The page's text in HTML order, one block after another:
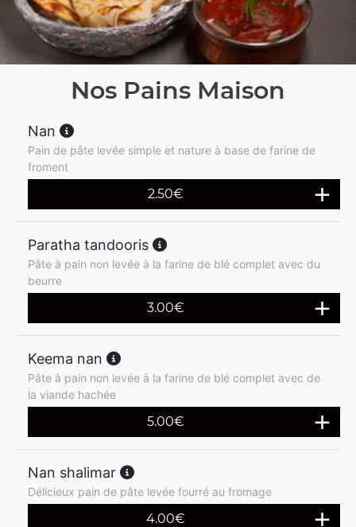
Nos Pains Maison
Nan
Pain de pâte levée simple et nature à base de farine de
froment
2.50€
Paratha tandooris
Pâte à pain non levée à la farine de blé complet avec du
beurre
3.00€
Keema nan
Pâte à pain non levée à la farine de blé complet avec de
la viande hachée
5.00€
Nan shalimar
Délicieux pain de pâte levée fourré au fromage
4.00€